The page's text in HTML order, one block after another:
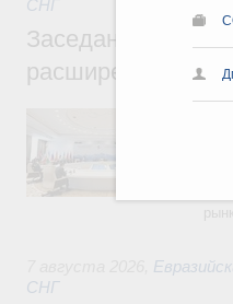
СНГ
Заседание
расширенном
СНГ